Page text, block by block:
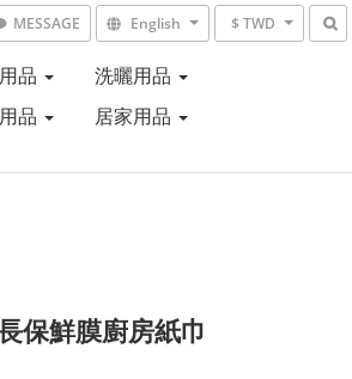
MESSAGE English $ TWD
品
洗曬用品
品
居家用品
保鮮膜廚房紙巾